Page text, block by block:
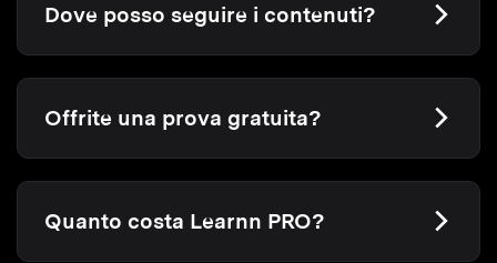
Dove posso seguire i contenuti?
Offrite una prova gratuita?
Quanto costa Learnn PRO?